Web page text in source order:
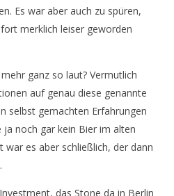
Es war aber auch zu spüren,
merklich leiser geworden
ganz so laut? Vermutlich
auf genau diese genannte
selbst gemachten Erfahrungen
noch gar kein Bier im alten
war es aber schließlich, der dann
das Stone da in Berlin